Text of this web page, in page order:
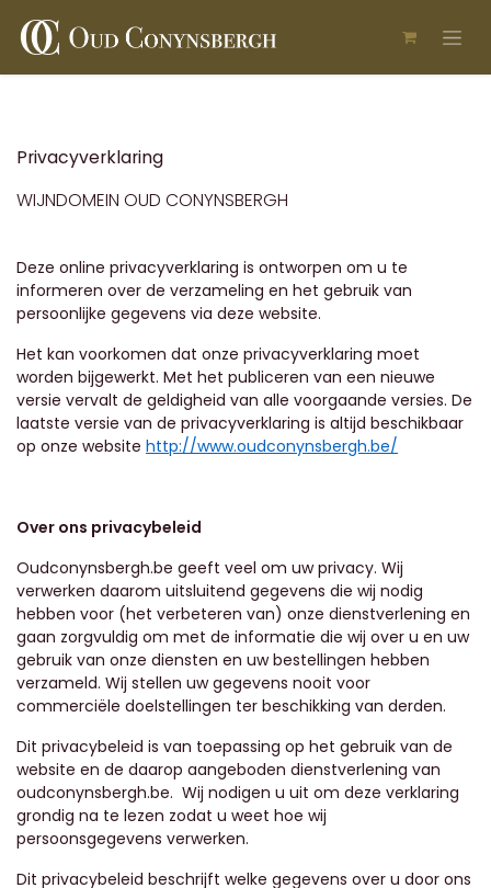
Privacyverklaring
WIJNDOMEIN OUD CONYNSBERGH
Deze online privacyverklaring is ontworpen om u te
informeren over de verzameling en het gebruik van
persoonlijke gegevens via deze website.
Het kan voorkomen dat onze privacyverklaring moet
worden bijgewerkt. Met het publiceren van een nieuwe
versie vervalt de geldigheid van alle voorgaande versies. De
laatste versie van de privacyverklaring is altijd beschikbaar
op onze website http://www.oudconynsbergh.be/
Over ons privacybeleid
Oudconynsbergh.be geeft veel om uw privacy. Wij
verwerken daarom uitsluitend gegevens die wij nodig
hebben voor (het verbeteren van) onze dienstverlening en
gaan zorgvuldig om met de informatie die wij over u en uw
gebruik van onze diensten en uw bestellingen hebben
verzameld. Wij stellen uw gegevens nooit voor
commerciële doelstellingen ter beschikking van derden.
Dit privacybeleid is van toepassing op het gebruik van de
website en de daarop aangeboden dienstverlening van
oudconynsbergh.be. Wij nodigen u uit om deze verklaring
grondig na te lezen zodat u weet hoe wij
persoonsgegevens verwerken.
Dit privacybeleid beschrijft welke gegevens over u door ons